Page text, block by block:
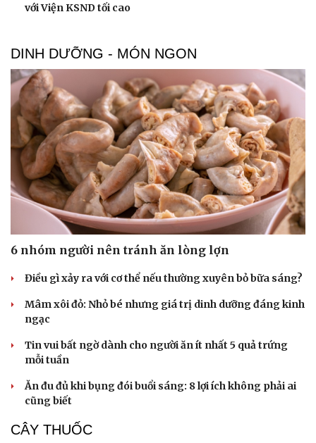
với Viện KSND tối cao
DINH DƯỠNG - MÓN NGON
6 nhóm người nên tránh ăn lòng lợn
Điều gì xảy ra với cơ thể nếu thường xuyên bỏ bữa sáng?
Mâm xôi đỏ: Nhỏ bé nhưng giá trị dinh dưỡng đáng kinh
ngạc
Tin vui bất ngờ dành cho người ăn ít nhất 5 quả trứng
mỗi tuần
Ăn đu đủ khi bụng đói buổi sáng: 8 lợi ích không phải ai
cũng biết
CÂY THUỐC